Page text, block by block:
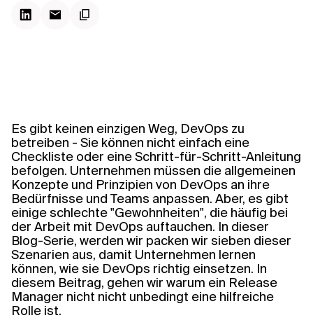
Es gibt keinen einzigen Weg, DevOps zu
betreiben - Sie können nicht einfach eine
Checkliste oder eine Schritt-für-Schritt-Anleitung
befolgen. Unternehmen müssen die allgemeinen
Konzepte und Prinzipien von DevOps an ihre
Bedürfnisse und Teams anpassen. Aber, es gibt
einige schlechte "Gewohnheiten", die häufig bei
der Arbeit mit DevOps auftauchen. In dieser
Blog-Serie, werden wir packen wir sieben dieser
Szenarien aus, damit Unternehmen lernen
können, wie sie DevOps richtig einsetzen. In
diesem Beitrag, gehen wir warum ein Release
Manager nicht nicht unbedingt eine hilfreiche
Rolle ist.